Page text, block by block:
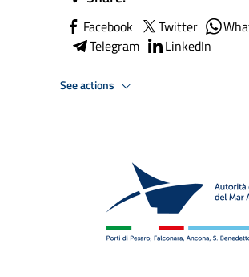
Facebook Twitter
Telegram
LinkedIn
See actions